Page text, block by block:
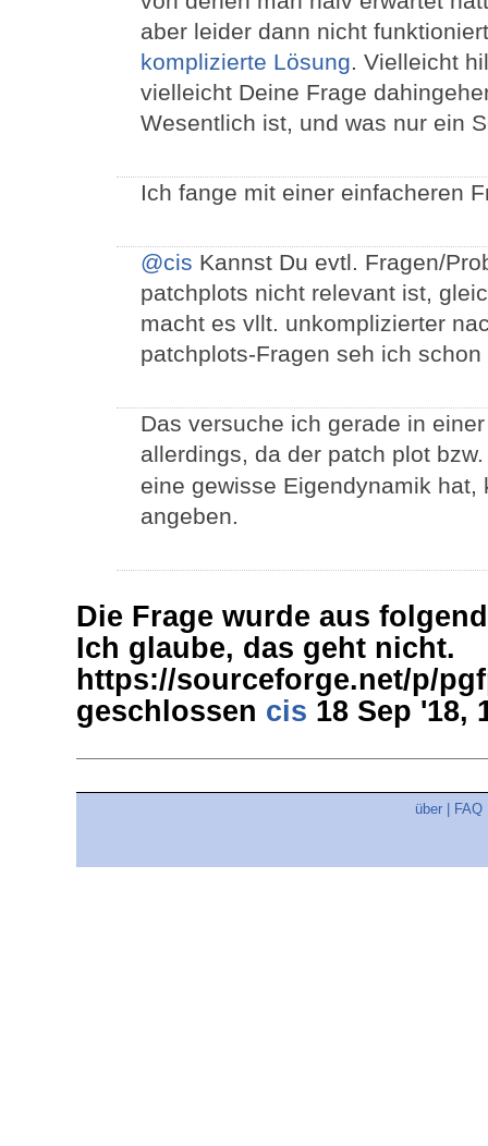
aber leider dann nicht
komplizierte Lösung. Vielleicht
vielleicht Deine Frage
Wesentlich ist, und was nur ein
Ich fange mit einer einfacheren
@cis Kannst Du evtl. Fragen/
patchplots nicht relevant ist,
macht es vllt. unkomplizierter
patchplots-Fragen seh ich
Das versuche ich gerade in
allerdings, da der patch plot
eine gewisse Eigendynamik
angeben.
Die Frage wurde aus
Ich glaube, das geht nicht.
https://sourceforge.net/p/
geschlossen cis 18 Sep '18,
über FAQ